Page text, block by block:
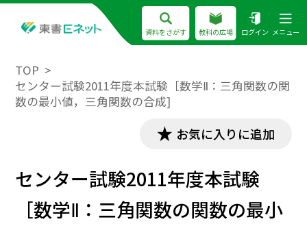
資料をさがす 教科の広場 ログイン メニュー
TOP
センター試験2011年度本試験［数学Ⅱ：三角関数の関
数の最小値，三角関数の合成]
お気に入りに追加
センター試験2011年度本試験
［数学Ⅱ：三角関数の関数の最小